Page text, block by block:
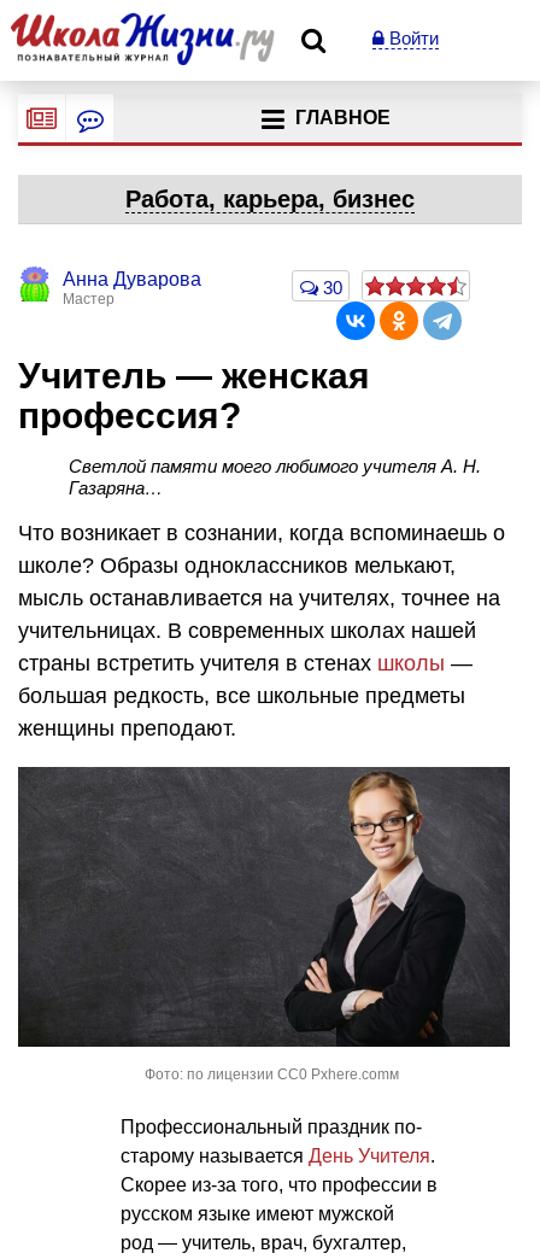
Войти
ГЛАВНОЕ
Работа, карьера, бизнес
Анна Дуварова
Мастер
30
Учитель — женская
профессия?
Светлой памяти моего любимого учителя А. Н.
Газаряна…
Что возникает в сознании, когда вспоминаешь о
школе? Образы одноклассников мелькают,
мысль останавливается на учителях, точнее на
учительницах. В современных школах нашей
страны встретить учителя в стенах школы —
большая редкость, все школьные предметы
женщины преподают.
Фото: по лицензии CC0 Pxhere.comм
Профессиональный праздник по-
старому называется День Учителя.
Скорее из-за того, что профессии в
русском языке имеют мужской
род — учитель, врач, бухгалтер,